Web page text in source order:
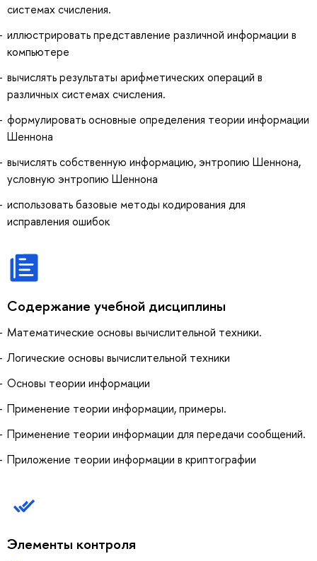
системах счисления.
иллюстрировать представление различной информации в
компьютере
вычислять результаты арифметических операций в
различных системах счисления.
формулировать основные определения теории информации
Шеннона
вычислять собственную информацию, энтропию Шеннона,
условную энтропию Шеннона
использовать базовые методы кодирования для
исправления ошибок
Содержание учебной дисциплины
Математические основы вычислительной техники.
Логические основы вычислительной техники
Основы теории информации
Применение теории информации, примеры.
Применение теории информации для передачи сообщений.
Приложение теории информации в криптографии
Элементы контроля